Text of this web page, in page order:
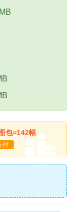
包=142幅
付